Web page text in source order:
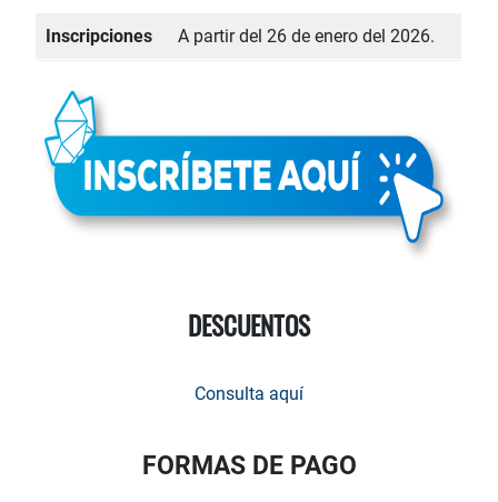
Inscripciones A partir del 26 de enero del 2026.
DESCUENTOS
Consulta aquí
FORMAS DE PAGO